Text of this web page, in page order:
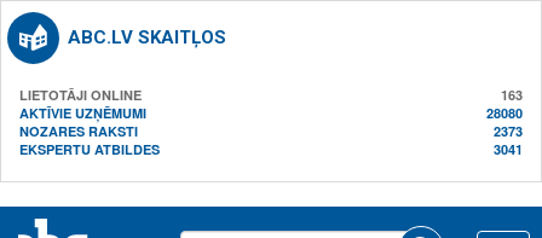
ABC.LV SKAITĻOS
LIETOTĀJI ONLINE
163
AKTĪVIE UZŅĒMUMI
28080
NOZARES RAKSTI
2373
EKSPERTU ATBILDES
3041